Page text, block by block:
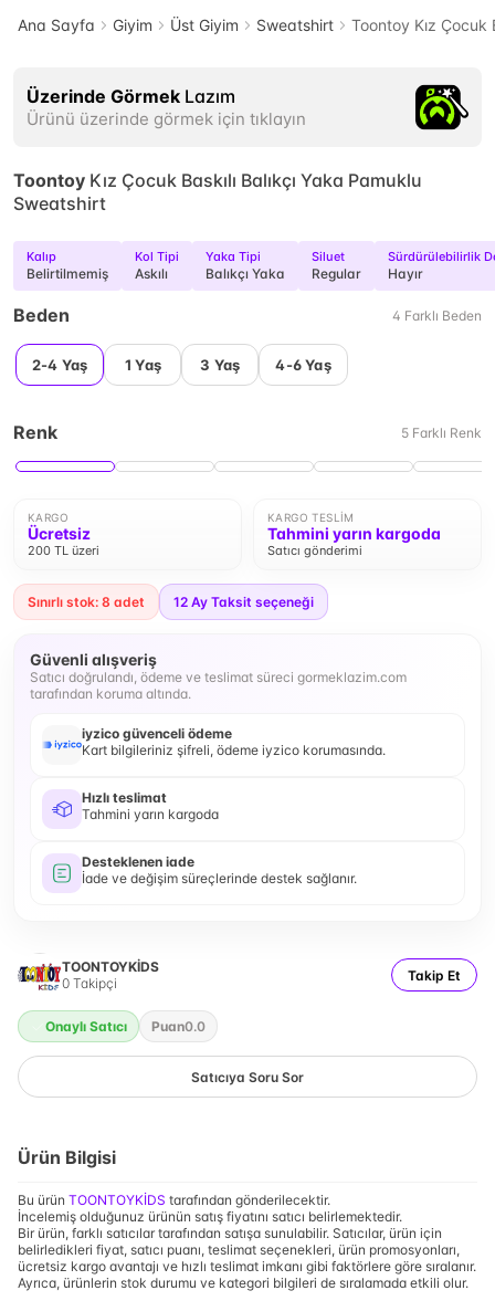
Ana Sayfa Giyim Üst Giyim Sweatshirt Toontoy Kız Çocuk
Üzerinde Görmek Lazım
Ürünü üzerinde görmek için tıklayın
Toontoy Kız Çocuk Baskılı Balıkçı Yaka Pamuklu
Sweatshirt
Kalıp
Belirtilmemiş
Kol Tipi
Askılı
Yaka Tipi
Balıkçı Yaka
Siluet
Regular
Sürdürülebilirlik
Hayır
Beden 4 Farklı Beden
2-4 Yaş 1 Yaş 3 Yaş 4-6 Yaş
Renk 5 Farklı Renk
KARGO
Ücretsiz
200 TL üzeri
KARGO TESLIM
Tahmini yarın kargoda
Satıcı gönderimi
Sınırlı stok: 8 adet 12 Ay Taksit seçeneği
Güvenli alışveriş
Satıcı doğrulandı, ödeme ve teslimat süreci gormeklazim.com
tarafından koruma altında.
iyzico güvenceli ödeme
Kart bilgileriniz şifreli, ödeme iyzico korumasında.
Hızlı teslimat
Tahmini yarın kargoda
Desteklenen iade
İade ve değişim süreçlerinde destek sağlanır.
TOONTOYKİDS
0 Takipçi Takip Et
Onaylı Satıcı Puan0.0
Satıcıya Soru Sor
Ürün Bilgisi
Bu ürün TOONTOYKİDS tarafından gönderilecektir.
İncelemiş olduğunuz ürünün satış fiyatını satıcı belirlemektedir.
Bir ürün, farklı satıcılar tarafından satışa sunulabilir. Satıcılar, ürün için
belirledikleri fiyat, satıcı puanı, teslimat seçenekleri, ürün promosyonları,
ücretsiz kargo avantajı ve hızlı teslimat imkanı gibi faktörlere göre sıralanır.
Ayrıca, ürünlerin stok durumu ve kategori bilgileri de sıralamada etkili olur.